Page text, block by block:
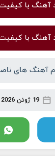
آهنگ با کیفیت
آهنگ با کیفیت
آهنگ های
19 ژوئن 2026